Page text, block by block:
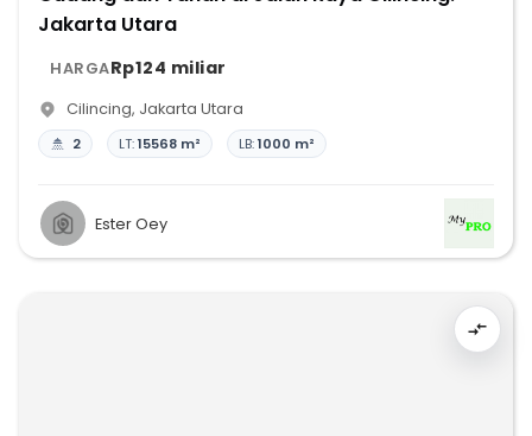
Jakarta Utara
HARGARp124 miliar
Cilincing, Jakarta Utara
2 LT:15568 m² LB:1000 m²
Ester Oey